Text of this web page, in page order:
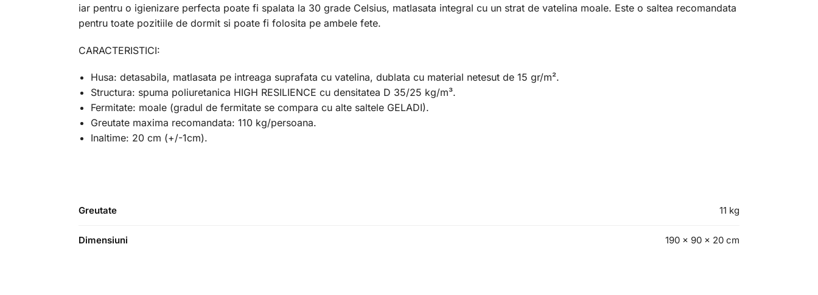
iar pentru o igienizare perfecta poate fi spalata la 30 grade Celsius, matlasata integral cu un strat de vatelina moale. Este o saltea recomandata
pentru toate pozitiile de dormit si poate fi folosita pe ambele fete.
CARACTERISTICI:
Husa: detasabila, matlasata pe intreaga suprafata cu vatelina, dublata cu material netesut de 15 gr/m².
Structura: spuma poliuretanica HIGH RESILIENCE cu densitatea D 35/25 kg/m³.
Fermitate: moale (gradul de fermitate se compara cu alte saltele GELADI).
Greutate maxima recomandata: 110 kg/persoana.
Inaltime: 20 cm (+/-1cm).
Greutate 11 kg
Dimensiuni 190 × 90 × 20 cm